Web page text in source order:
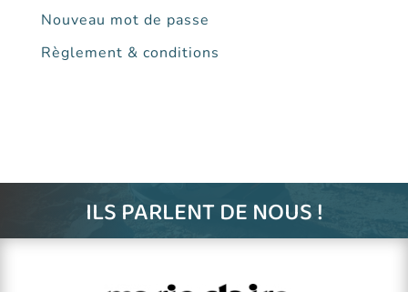
Nouveau mot de passe
Règlement & conditions
ILS PARLENT DE NOUS !